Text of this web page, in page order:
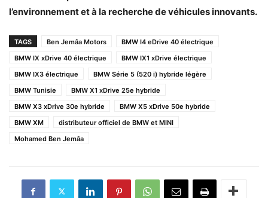
l’environnement et à la recherche de véhicules innovants.
TAGS Ben Jemâa Motors
BMW I4 eDrive 40 électrique
BMW IX xDrive 40 électrique
BMW IX1 xDrive électrique
BMW IX3 électrique
BMW Série 5 (520 i) hybride légère
BMW Tunisie
BMW X1 xDrive 25e hybride
BMW X3 xDrive 30e hybride
BMW X5 xDrive 50e hybride
BMW XM
distributeur officiel de BMW et MINI
Mohamed Ben Jemâa